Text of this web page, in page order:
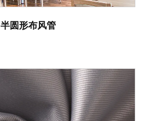
半圆形布风管